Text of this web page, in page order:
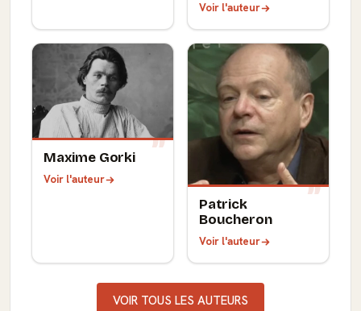
Voir l'auteur
Maxime Gorki
Voir l'auteur
Patrick
Boucheron
Voir l'auteur
VOIR TOUS LES AUTEURS